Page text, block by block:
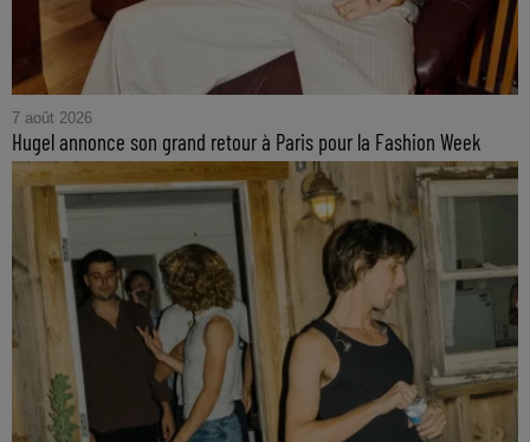
7 août 2026
Hugel annonce son grand retour à Paris pour la Fashion Week